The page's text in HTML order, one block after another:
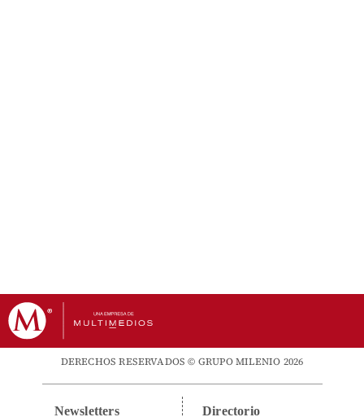
DERECHOS RESERVADOS © GRUPO MILENIO 2026
Newsletters Directorio